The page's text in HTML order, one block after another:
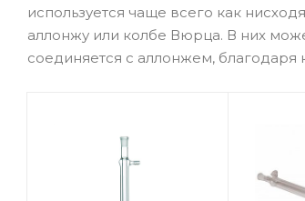
используется чаще всего как
аллонжу или колбе Вюрца. В них
соединяется с аллонжем,